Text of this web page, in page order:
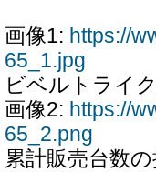
画像1: https://
65_1.jpg
ビベルトライ
画像2: https://
65_2.png
累計販売台数